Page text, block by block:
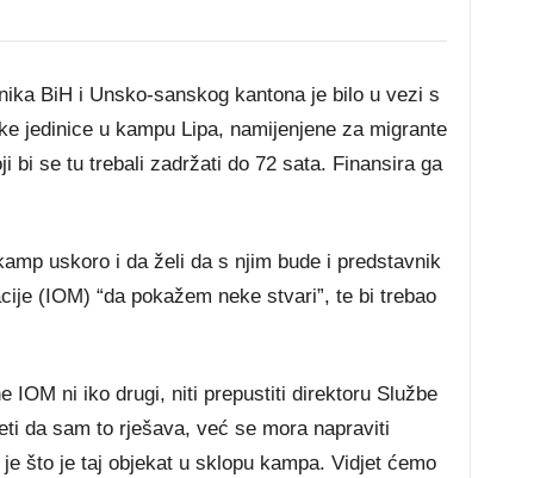
BiH i Unsko-sanskog kantona je bilo u vezi s
jedinice u kampu Lipa, namijenjene za migrante
bi se tu trebali zadržati do 72 sata. Finansira ga
uskoro i da želi da s njim bude i predstavnik
(IOM) “da pokažem neke stvari”, te bi trebao
IOM ni iko drugi, niti prepustiti direktoru Službe
da sam to rješava, već se mora napraviti
što je taj objekat u sklopu kampa. Vidjet ćemo